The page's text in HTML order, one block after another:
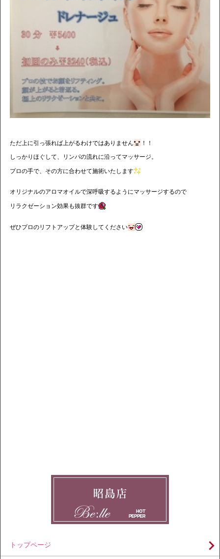
ただ上に引っ張れば上がるわけではありません
！！
しっかりほぐして、リンパの流れに沿ってマッサージ。
プロの手で、その方に合わせて施術いたします
オリジナルのアロマオイルで深呼吸するようにマッサージするので
リラクゼーション効果も抜群です
ぜひプロのリフトアップと体験してください
トップページ